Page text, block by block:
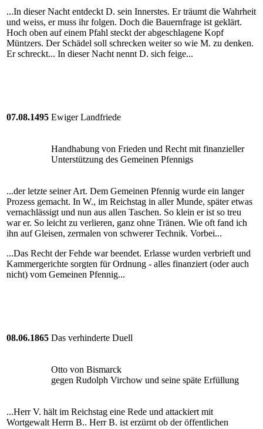
...In dieser Nacht entdeckt D. sein Innerstes. Er träumt die Wahrheit
und weiss, er muss ihr folgen. Doch die Bauernfrage ist geklärt.
Hoch oben auf einem Pfahl steckt der abgeschlagene Kopf
Müntzers. Der Schädel soll schrecken weiter so wie M. zu denken.
Er schreckt... In dieser Nacht nennt D. sich feige...
07.08.1495 Ewiger Landfriede
Handhabung von Frieden und Recht mit finanzieller
Unterstützung des Gemeinen Pfennigs
...der letzte seiner Art. Dem Gemeinen Pfennig wurde ein langer
Prozess gemacht. In W., im Reichstag in aller Munde, später etwas
vernachlässigt und nun aus allen Taschen. So klein er ist so treu
war er. So leicht zu verlieren, ganz ohne Tränen. Wie oft fand ich
ihn auf Gleisen, zermalen von schwerer Technik. Vorbei...
...Das Recht der Fehde war beendet. Erlasse wurden verbrieft und
Kammergerichte sorgten für Ordnung - alles finanziert (oder auch
nicht) vom Gemeinen Pfennig...
08.06.1865 Das verhinderte Duell
Otto von Bismarck
gegen Rudolph Virchow und seine späte Erfüllung
...Herr V. hält im Reichstag eine Rede und attackiert mit
Wortgewalt Herrn B.. Herr B. ist erzürnt ob der öffentlichen